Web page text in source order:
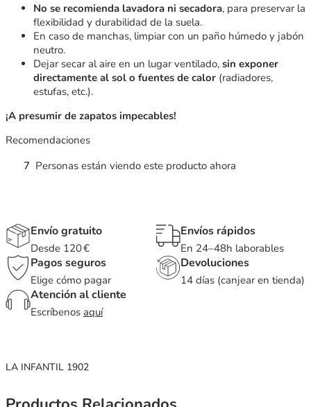
No se recomienda lavadora ni secadora, para preservar la
flexibilidad y durabilidad de la suela.
En caso de manchas, limpiar con un paño húmedo y jabón
neutro.
Dejar secar al aire en un lugar ventilado, sin exponer
directamente al sol o fuentes de calor (radiadores,
estufas, etc.).
¡A presumir de zapatos impecables!
Recomendaciones
7 Personas están viendo este producto ahora
Envío gratuito
Desde 120 €
Envíos rápidos
En 24–48h laborables
Pagos seguros
Elige cómo pagar
Devoluciones
14 días (canjear en tienda)
Atención al cliente
Escríbenos aquí
LA INFANTIL 1902